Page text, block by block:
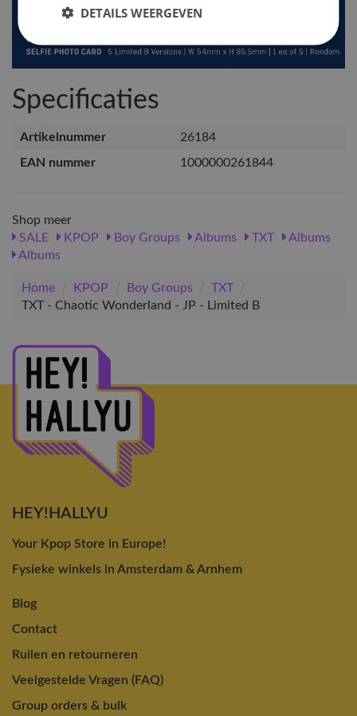
Specificaties
Artikelnummer
26184
EAN nummer
1000000261844
Shop meer
SALE
KPOP Boy Groups Albums TXT
Albums
Albums
Home / KPOP / Boy Groups / TXT
/
TXT - Chaotic Wonderland - JP - Limited B
HEY!HALLYU
Your Kpop Store in Europe!
Fysieke winkels in Amsterdam & Arnhem
Blog
Contact
Ruilen en retourneren
Veelgestelde Vragen (FAQ)
Group orders & bulk
DETAILS WEERGEVEN